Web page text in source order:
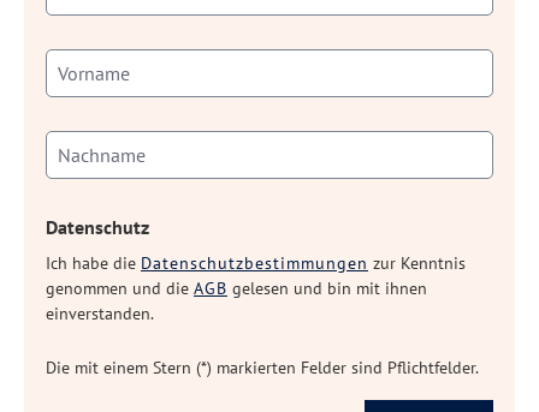
Datenschutz
Ich habe die Datenschutzbestimmungen zur Kenntnis
genommen und die AGB gelesen und bin mit ihnen
einverstanden.
Die mit einem Stern (*) markierten Felder sind Pflichtfelder.